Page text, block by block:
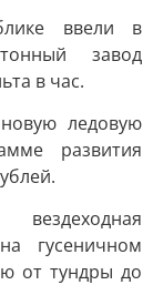
ввели в
завод
в час.
ледовую
развития
гусеничном
от тундры до